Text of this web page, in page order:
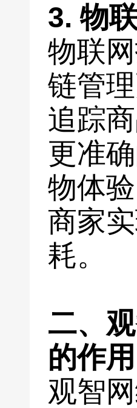
3. 物
物联
链管
追踪
更准
物体
商家
耗。
二、
的作用
观智